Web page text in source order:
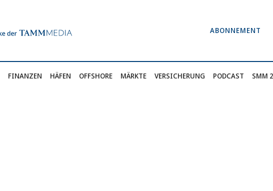
ABONNEMENT
FINANZEN HÄFEN OFFSHORE MÄRKTE VERSICHERUNG PODCAST SMM